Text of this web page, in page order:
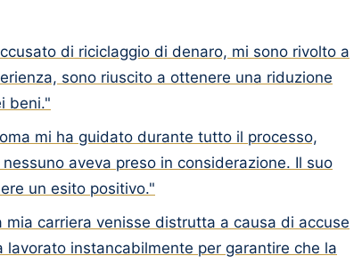
di riciclaggio di denaro, mi sono rivolto a
sono riuscito a ottenere una riduzione
beni."
mi ha guidato durante tutto il processo,
aveva preso in considerazione. Il suo
un esito positivo."
mia carriera venisse distrutta a causa di accuse
instancabilmente per garantire che la